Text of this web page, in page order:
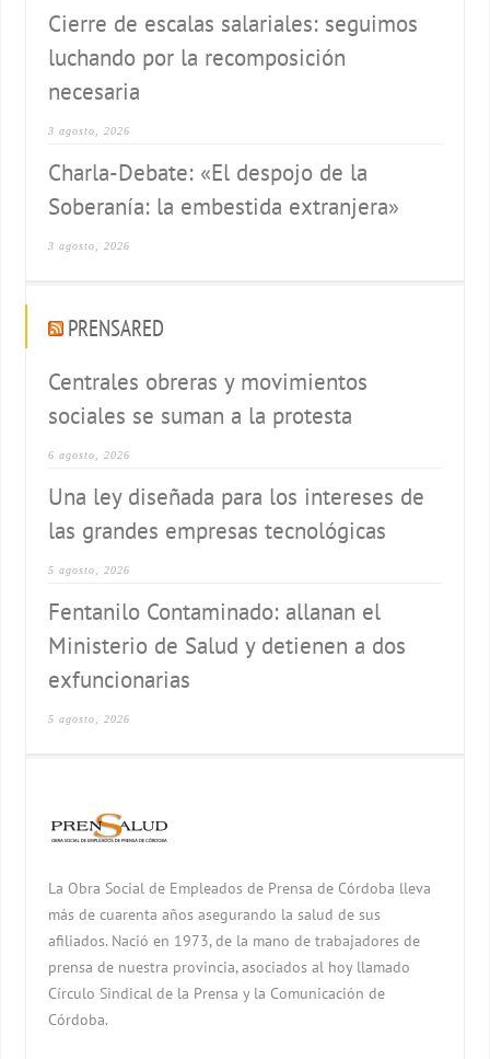
Cierre de escalas salariales: seguimos
luchando por la recomposición
necesaria
3 agosto, 2026
Charla-Debate: «El despojo de la
Soberanía: la embestida extranjera»
3 agosto, 2026
PRENSARED
Centrales obreras y movimientos
sociales se suman a la protesta
6 agosto, 2026
Una ley diseñada para los intereses de
las grandes empresas tecnológicas
5 agosto, 2026
Fentanilo Contaminado: allanan el
Ministerio de Salud y detienen a dos
exfuncionarias
5 agosto, 2026
La Obra Social de Empleados de Prensa de Córdoba lleva
más de cuarenta años asegurando la salud de sus
afiliados. Nació en 1973, de la mano de trabajadores de
prensa de nuestra provincia, asociados al hoy llamado
Círculo Sindical de la Prensa y la Comunicación de
Córdoba.